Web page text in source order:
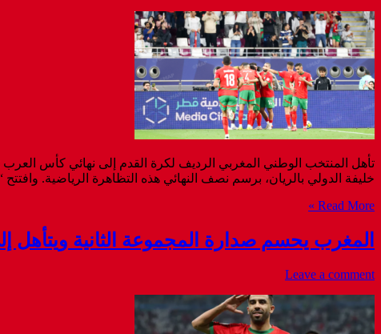
خليفة الدولي بالريان، برسم نصف النهائي هذه التظاهرة الرياضية. وافتتح “أسود الاطلس” حصة
Read More »
المغرب يحسم صدارة المجموعة الثانية ويتأهل
Leave a comment